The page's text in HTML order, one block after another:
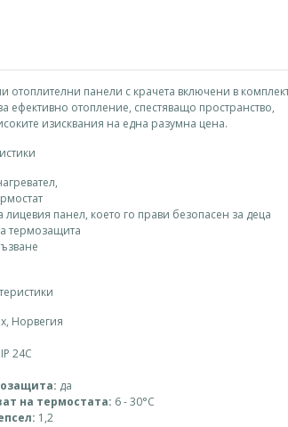
отоплителни панели с крачета включени в
ефективно отопление, спестяващо пространство,
изисквания на една разумна цена.
лицевия панел, което го прави безопасен за деца
термозащита
Норвегия
IP 24С
да
на термостата: 6 - 30°С
1,2